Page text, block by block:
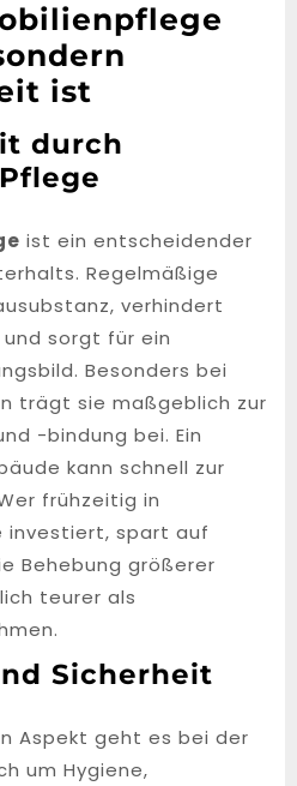
ist
durch
ist ein entscheidender
Regelmäßige
verhindert
sorgt für ein
Besonders bei
trägt sie maßgeblich zur
-bindung bei. Ein
kann schnell zur
frühzeitig in
investiert, spart auf
Behebung größerer
teurer als
Sicherheit
Aspekt geht es bei der
um Hygiene,